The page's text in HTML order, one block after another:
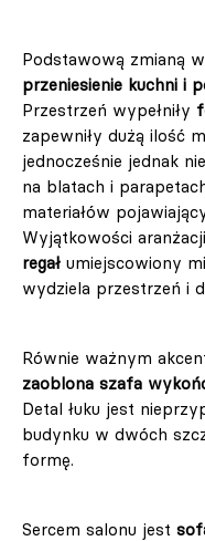
Podstawową zmianą w
przeniesienie kuchni i
Przestrzeń wypełniły
zapewniły dużą ilość
jednocześnie jednak
na blatach i
materiałów
Wyjątkowości
regał umiejscowiony
wydziela przestrzeń i
Równie ważnym
zaoblona szafa
Detal łuku jest
budynku w dwóch
formę.
Sercem salonu jest